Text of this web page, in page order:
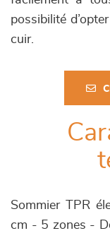
possibilité
cuir.
Sommier TPR
cm - 5 zones -